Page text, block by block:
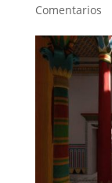
Comentarios